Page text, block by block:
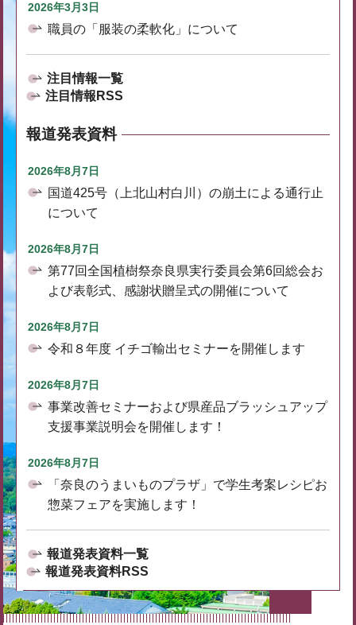
2026年3月3日
職員の「服装の柔軟化」について
注目情報一覧
注目情報RSS
報道発表資料
2026年8月7日
国道425号（上北山村白川）の崩土による通行止
について
2026年8月7日
第77回全国植樹祭奈良県実行委員会第6回総会お
よび表彰式、感謝状贈呈式の開催について
2026年8月7日
令和８年度 イチゴ輸出セミナーを開催します
2026年8月7日
事業改善セミナーおよび県産品ブラッシュアップ
支援事業説明会を開催します！
2026年8月7日
「奈良のうまいものプラザ」で学生考案レシピお
惣菜フェアを実施します！
報道発表資料一覧
報道発表資料RSS